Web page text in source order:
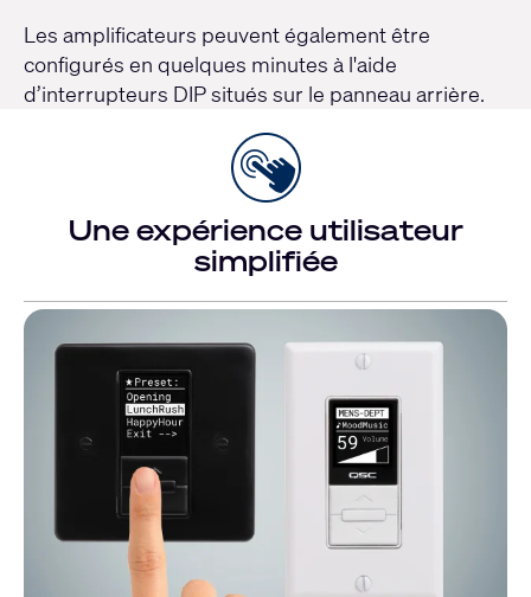
Les amplificateurs peuvent également être
configurés en quelques minutes à l'aide
d’interrupteurs DIP situés sur le panneau arrière.
Une expérience utilisateur
simplifiée